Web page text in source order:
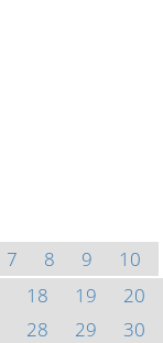
7 8 9
10
18 19
20
28 29
30